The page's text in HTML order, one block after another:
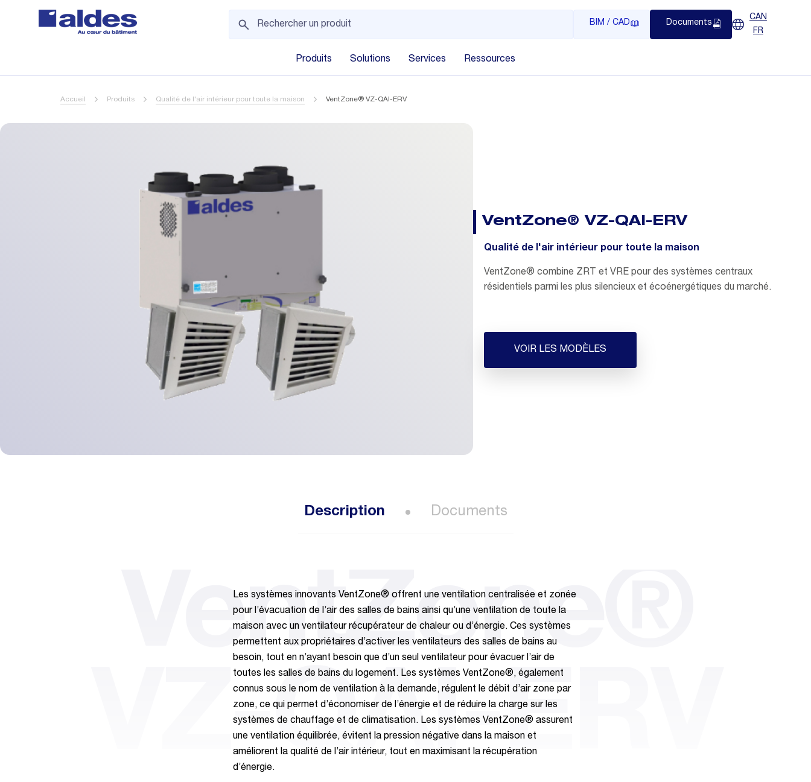
BIM / CAD Documents
CAN
FR
Produits Solutions Services Ressources
Accueil Produits Qualité de l'air intérieur pour toute la maison VentZone® VZ-QAI-ERV
VentZone® VZ-QAI-ERV
Qualité de l'air intérieur pour toute la maison
VentZone® combine ZRT et VRE pour des systèmes centraux
résidentiels parmi les plus silencieux et écoénergétiques du marché.
VOIR LES MODÈLES
Description Documents
VentZone®
VZ-QAI-ERV
Les systèmes innovants VentZone® offrent une ventilation centralisée et zonée
pour l’évacuation de l’air des salles de bains ainsi qu’une ventilation de toute la
maison avec un ventilateur récupérateur de chaleur ou d’énergie. Ces systèmes
permettent aux propriétaires d’activer les ventilateurs des salles de bains au
besoin, tout en n’ayant besoin que d’un seul ventilateur pour évacuer l’air de
toutes les salles de bains du logement. Les systèmes VentZone®, également
connus sous le nom de ventilation à la demande, régulent le débit d’air zone par
zone, ce qui permet d’économiser de l’énergie et de réduire la charge sur les
systèmes de chauffage et de climatisation. Les systèmes VentZone® assurent
une ventilation équilibrée, évitent la pression négative dans la maison et
améliorent la qualité de l’air intérieur, tout en maximisant la récupération
d’énergie.